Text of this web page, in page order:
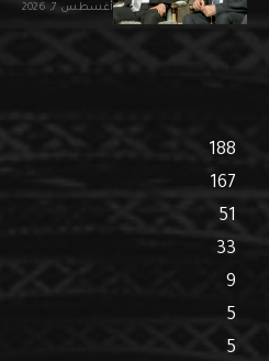
أغسطس 7, 2026
188
167
51
33
9
5
5